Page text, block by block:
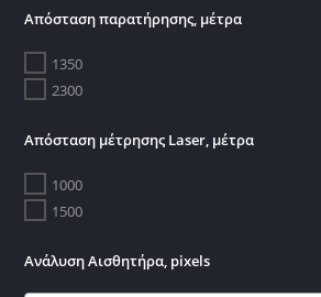
Απόσταση παρατήρησης, μέτρα
1350
2300
Απόσταση μέτρησης Laser, μέτρα
1000
1500
Ανάλυση Αισθητήρα, pixels